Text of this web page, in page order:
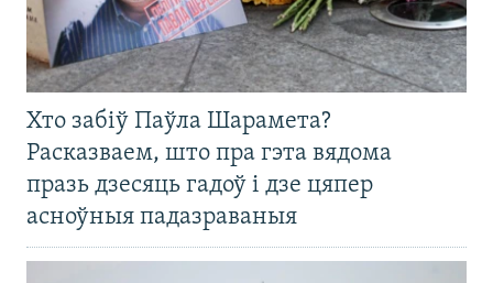
Хто забіў Паўла Шарамета?
Расказваем, што пра гэта вядома
празь дзесяць гадоў і дзе цяпер
асноўныя падазраваныя